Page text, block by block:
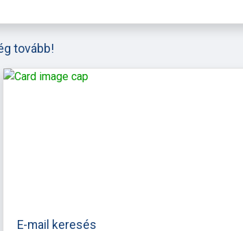
tovább!
E-mail keresés